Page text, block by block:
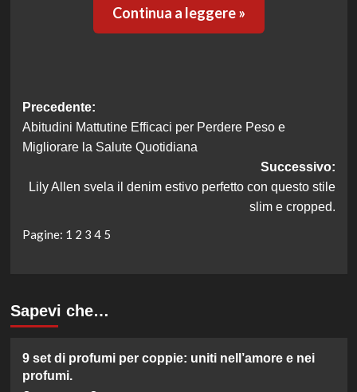
Continua a leggere »
Navigazione
articolo
Precedente:
Abitudini Mattutine Efficaci per Perdere Peso e
Migliorare la Salute Quotidiana
Successivo:
Lily Allen svela il denim estivo perfetto con questo stile
slim e cropped.
Pagine: 1 2 3 4 5
Sapevi che…
9 set di profumi per coppie: uniti nell’amore e nei
profumi.